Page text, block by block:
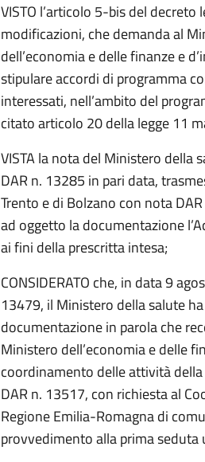
VISTO l’articolo 5-bis del
modificazioni, che demanda al
dell’economia e delle finanze e
stipulare accordi di programma
interessati, nell’ambito del
citato articolo 20 della legge 11
VISTA la nota del Ministero della
DAR n. 13285 in pari data,
Trento e di Bolzano con nota
ad oggetto la documentazione
ai fini della prescritta intesa;
CONSIDERATO che, in data 9
13479, il Ministero della salute
documentazione in parola che
Ministero dell’economia e delle
coordinamento delle attività
DAR n. 13517, con richiesta al
Regione Emilia-Romagna di
provvedimento alla prima seduta